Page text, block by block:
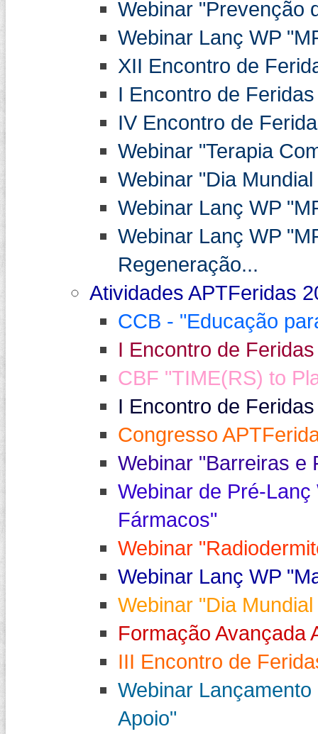
Webinar "Prevenção
Webinar Lanç WP
XII Encontro de
I Encontro de
IV Encontro de
Webinar "Terapia
Webinar "Dia
Webinar Lanç WP
Webinar Lanç WP
Regeneração...
Atividades APTFeridas
CCB - "Educação
I Encontro de
CBF "TIME(RS) to
I Encontro de
Congresso
Webinar "Barreiras e
Webinar de Pré-
Fármacos"
Webinar
Webinar Lanç WP
Webinar "Dia
Formação Avançada
III Encontro de
Webinar
Apoio"